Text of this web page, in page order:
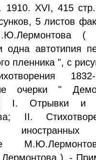
1910. XVI, 415
5 листов
(
одна автотипия
пленника ", с
очерки "
I. Отрывки и
II.
). -